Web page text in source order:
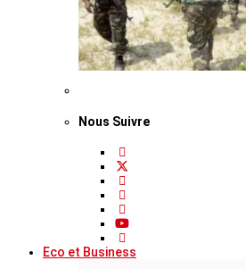
Nous Suivre
Eco et Business